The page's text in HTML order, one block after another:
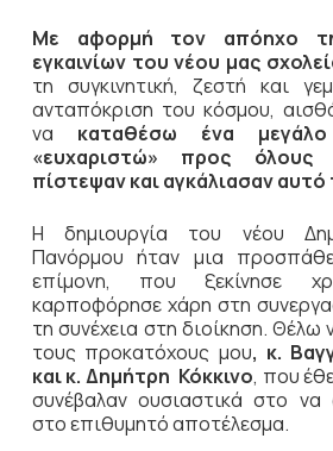
Με αφορμή τον απόηχο
εγκαινίων του νέου μας
τη συγκινητική, ζεστή και
ανταπόκριση του κόσμου,
να καταθέσω ένα μεγάλο
«ευχαριστώ» προς όλους
πίστεψαν και αγκάλιασαν αυτό
Η δημιουργία του νέου
Πανόρμου ήταν μια
επίμονη, που ξεκίνησε
καρποφόρησε χάρη στη
τη συνέχεια στη διοίκηση.
τους προκατόχους μου, κ.
και κ. Δημήτρη Κόκκινο, που
συνέβαλαν ουσιαστικά στο
στο επιθυμητό αποτέλεσμα.